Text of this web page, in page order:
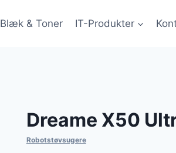
Blæk & Toner IT-Produkter
Dreame X50
Robotstøvsugere